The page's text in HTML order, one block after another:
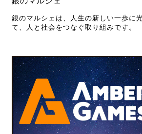
銀のマルシェは、人生の新しい一歩に
て、人と社会をつなぐ取り組みです。